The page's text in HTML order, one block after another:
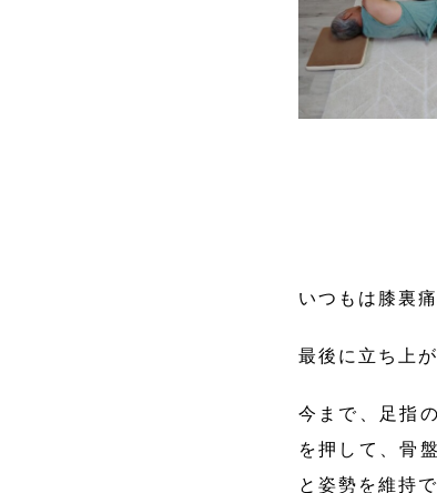
いつもは膝裏
最後に立ち上
今まで、足指
を押して、骨
と姿勢を維持